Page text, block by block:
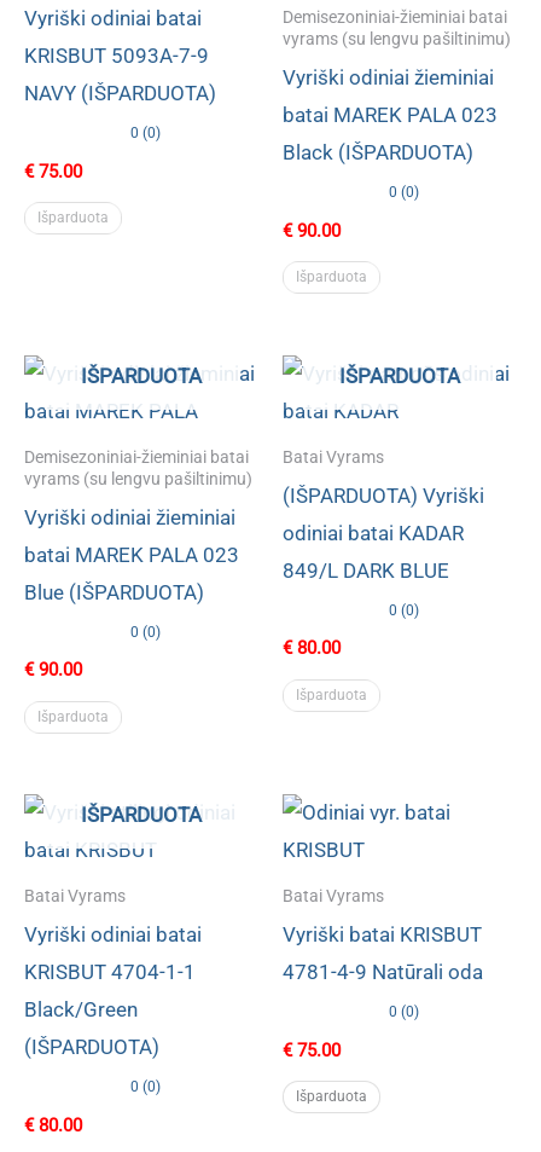
Vyriški odiniai batai
KRISBUT 5093A-7-9
NAVY (IŠPARDUOTA)
0 (0)
€75.00
Išparduota
Demisezoniniai-žieminiai batai
vyrams (su lengvu pašiltinimu)
Vyriški odiniai žieminiai
batai MAREK PALA 023
Black (IŠPARDUOTA)
0 (0)
€90.00
Išparduota
IŠPARDUOTA
Demisezoniniai-žieminiai batai
vyrams (su lengvu pašiltinimu)
Vyriški odiniai žieminiai
batai MAREK PALA 023
Blue (IŠPARDUOTA)
0 (0)
€90.00
Išparduota
IŠPARDUOTA
Batai Vyrams
(IŠPARDUOTA) Vyriški
odiniai batai KADAR
849/L DARK BLUE
0 (0)
€80.00
Išparduota
IŠPARDUOTA
Batai Vyrams
Vyriški odiniai batai
KRISBUT 4704-1-1
Black/Green
(IŠPARDUOTA)
0 (0)
€80.00
Batai Vyrams
Vyriški batai KRISBUT
4781-4-9 Natūrali oda
0 (0)
€75.00
Išparduota